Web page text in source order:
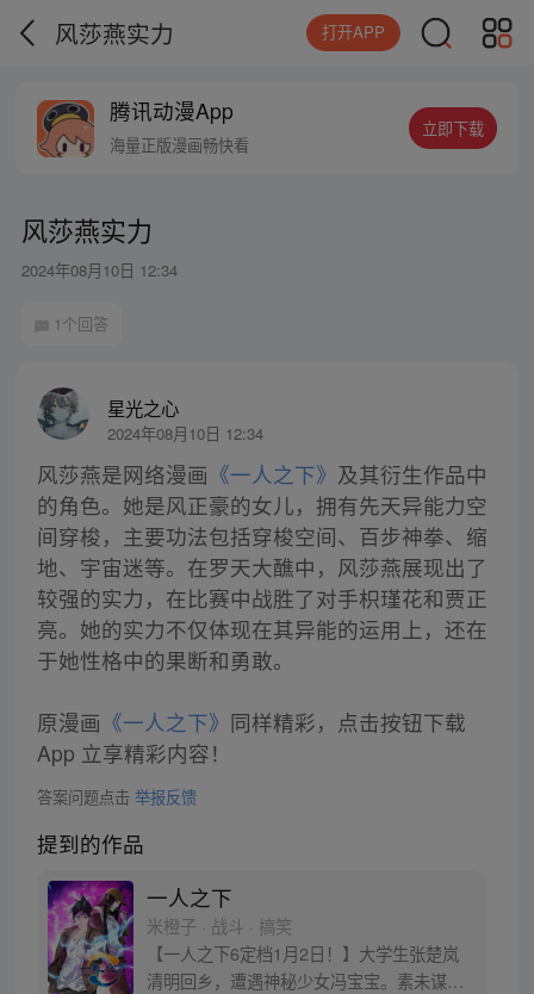
风莎燕实力 打开APP
腾讯动漫App
海量正版漫画畅快看
立即下载
风莎燕实力
2024年08月10日 12:34
1个回答
星光之心
2024年08月10日 12:34
风莎燕是网络漫画 《一人之下》 及其衍生作品中
的角色。她是风正豪的女儿，拥有先天异能力空
间穿梭，主要功法包括穿梭空间、百步神拳、缩
地、宇宙迷等。在罗天大醮中，风莎燕展现出了
较强的实力，在比赛中战胜了对手枳瑾花和贾正
亮。她的实力不仅体现在其异能的运用上，还在
于她性格中的果断和勇敢。
原漫画 《一人之下》 同样精彩，点击按钮下载
App 立享精彩内容！
答案问题点击 举报反馈
提到的作品
一人之下
米橙子 · 战斗 · 搞笑
【一人之下6定档1月2日！】大学生张楚岚
清明回乡，遭遇神秘少女冯宝宝。素未谋面